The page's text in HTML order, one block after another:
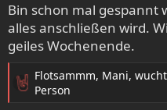
Bin schon mal gespannt
alles anschließen wird.
geiles Wochenende.
R
Flotsammm, Mani,
Person